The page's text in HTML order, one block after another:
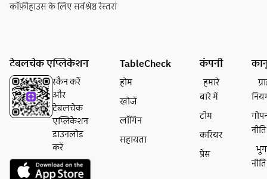
कॉफ़ीहाउस के लिए सर्वश्रेष्ठ रेस्तरां
टेबलचेक एप्लिकेशन
स्कैन करें
और
टेबलचेक
एप्लिकेशन
डाउनलोड
करें
TableCheck
होम
खोजें
लॉगिन
सहायता
कंपनी
हमारे
बारे में
टीम
करियर
प्रेस
नीति
नीति